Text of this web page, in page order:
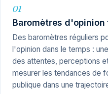
01
Baromètres
Des baromètres réguliers
l'opinion dans le temps :
des attentes, perceptions
mesurer les tendances de
publique dans une